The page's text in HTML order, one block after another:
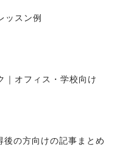
ッスン例
｜オフィス・学校向け
の方向けの記事まとめ